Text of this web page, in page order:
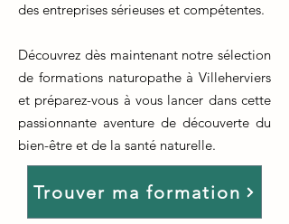
des entreprises sérieuses et compétentes.
Découvrez dès maintenant notre sélection
de formations naturopathe à Villeherviers
et préparez-vous à vous lancer dans cette
passionnante aventure de découverte du
bien-être et de la santé naturelle.
Trouver ma formation